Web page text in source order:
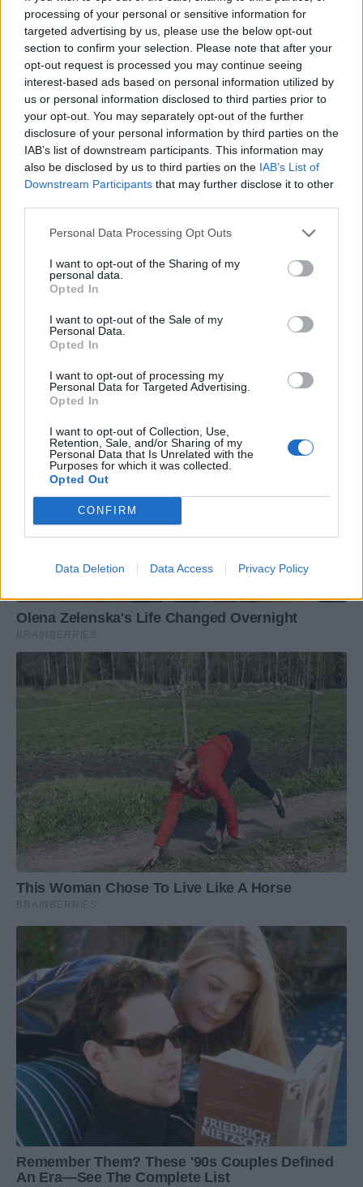
processing of your personal or sensitive information for
targeted advertising by us, please use the below opt-out
section to confirm your selection. Please note that after your
opt-out request is processed you may continue seeing
interest-based ads based on personal information utilized by
us or personal information disclosed to third parties prior to
your opt-out. You may separately opt-out of the further
disclosure of your personal information by third parties on the
IAB’s list of downstream participants. This information may
also be disclosed by us to third parties on the IAB’s List of
Downstream Participants that may further disclose it to other
Personal Data Processing Opt Outs
I want to opt-out of the Sharing of my
personal data.
Opted In
I want to opt-out of the Sale of my
Personal Data.
Opted In
I want to opt-out of processing my
Personal Data for Targeted Advertising.
Opted In
I want to opt-out of Collection, Use,
Retention, Sale, and/or Sharing of my
Personal Data that Is Unrelated with the
Purposes for which it was collected.
Opted Out
CONFIRM
Data Deletion Data Access Privacy Policy